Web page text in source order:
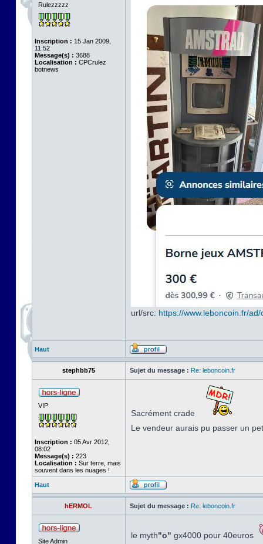
Rulezzzzz
Inscription : 15 Jan 2009,
11:52
Message(s) : 3688
Localisation : CPCrulez
botnews
url/src: https://www.leboncoin.fr/
Haut
stephbb75 Sujet du message : Re: leboncoin.fr
VIP
Inscription : 05 Avr 2012,
08:02
Message(s) : 223
Localisation : Sur terre, mais
souvent dans les nuages !
Sacrément crade
Le vendeur aurais pu passer un
Haut
hERMOL Sujet du message : Re: leboncoin.fr
Site Admin
le myth"o" gx4000 pour 40euros